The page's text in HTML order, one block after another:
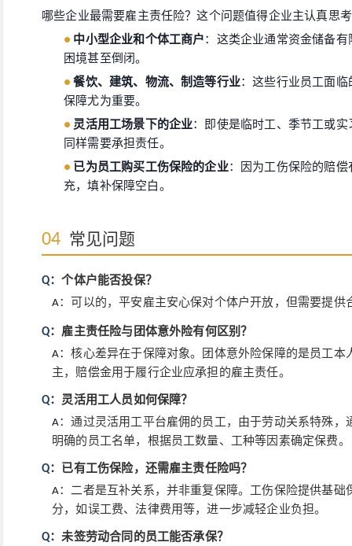
哪些企业最需要雇主责任险？这个问题值得企业主认真思
● 中小型企业和个体工商户：这类企业通常资金储备
困境甚至倒闭。
●餐饮、建筑、物流、制造等行业：这些行业员工面
保障尤为重要。
●灵活用工场景下的企业：即使是临时工、季节工或
同样需要承担责任。
● 已为员工购买工伤保险的企业：因为工伤保险的赔
充，填补保障空白。
04 常见问题
Q：个体户能否投保？
A：可以的，平安雇主安心保对个体户开放，但需要提
Q：雇主责任险与团体意外险有何区别？
A：核心差异在于保障对象。团体意外险保障的是员工
主，赔偿金用于履行企业应承担的雇主责任。
Q：灵活用工人员如何保障？
A：通过灵活用工平台雇佣的员工，由于劳动关系特殊
明确的员工名单，根据员工数量、工种等因素确定保费。
Q：已有工伤保险，还需雇主责任险吗？
A：二者是互补关系，并非重复保障。工伤保险提供基
分，如误工费、法律费用等，进一步减轻企业负担。
Q：未签劳动合同的员工能否承保？